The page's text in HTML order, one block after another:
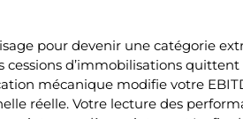
pour devenir une catégorie
d’immobilisations
mécanique modifie votre
réelle. Votre lecture des